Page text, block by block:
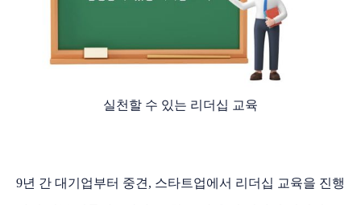
실천할 수 있는 리더십 교육
9년 간 대기업부터 중견, 스타트업에서 리더십 교육을 진행